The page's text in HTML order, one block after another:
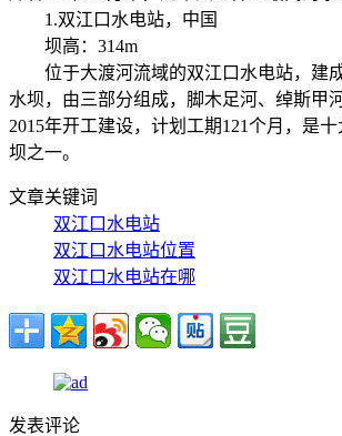
1.双江口水电站，中国
坝高：314m
位于大渡河流域的双江口水电站，建
水坝，由三部分组成，脚木足河、绰斯甲
2015年开工建设，计划工期121个月，是
坝之一。
文章关键词
双江口水电站
双江口水电站位置
双江口水电站在哪
发表评论